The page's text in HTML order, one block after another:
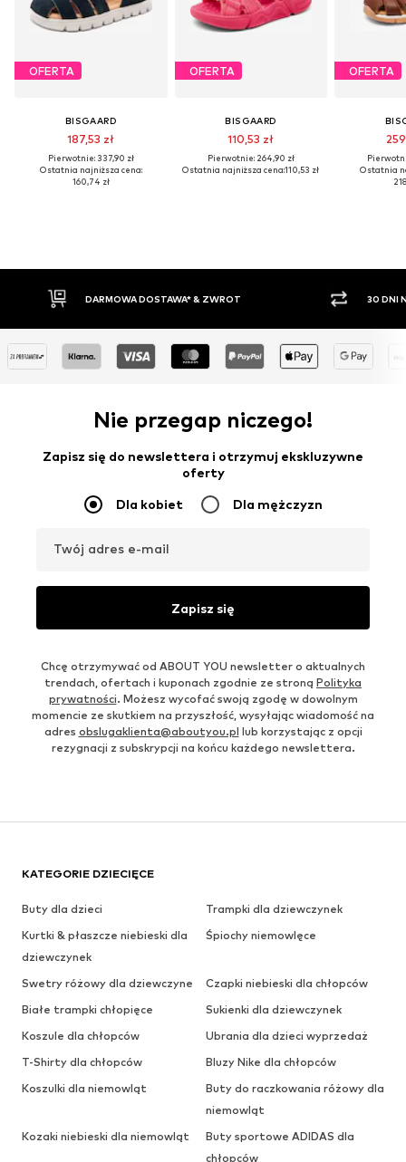
OFERTA
BISGAARD
187,53 zł
Pierwotnie: 337,90 zł
Ostatnia najniższa cena:
160,74 zł
OFERTA
BISGAARD
110,53 zł
Pierwotnie: 264,90 zł
Ostatnia najniższa cena:110,53 zł
OFERTA
Ostatnia
DARMOWA DOSTAWA* & ZWROT 30 DNI
Nie przegap niczego!
Zapisz się do newslettera i otrzymuj ekskluzywne
oferty
Dla kobiet Dla mężczyzn
Twój adres e-mail
Zapisz się
Chcę otrzymywać od ABOUT YOU newsletter o aktualnych
trendach, ofertach i kuponach zgodnie ze stroną Polityka
prywatności. Możesz wycofać swoją zgodę w dowolnym
momencie ze skutkiem na przyszłość, wysyłając wiadomość na
adres obslugaklienta@aboutyou.pl lub korzystając z opcji
rezygnacji z subskrypcji na końcu każdego newslettera.
KATEGORIE DZIECIĘCE
Buty dla dzieci
Trampki dla dziewczynek
Kurtki & płaszcze niebieski dla
dziewczynek
Śpiochy niemowlęce
Swetry różowy dla dziewczyne
Czapki niebieski dla chłopców
Białe trampki chłopięce
Sukienki dla dziewczynek
Koszule dla chłopców
Ubrania dla dzieci wyprzedaż
T-Shirty dla chłopców
Bluzy Nike dla chłopców
Koszulki dla niemowląt
Buty do raczkowania różowy dla
niemowląt
Kozaki niebieski dla niemowląt
Buty sportowe ADIDAS dla
chłopców